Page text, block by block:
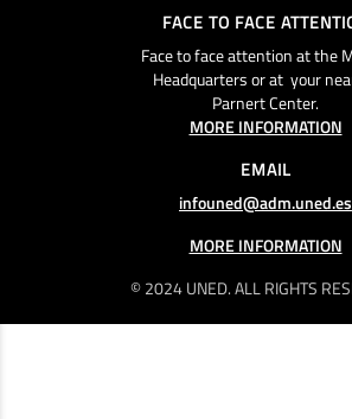
© 2024 UNED. ALL RIGHTS
FACE TO FACE
Face to face attention at the
Headquarters or at your
Parnert Center.
MORE INFORMATION
EMAIL
infouned@adm.uned.es
MORE INFORMATION